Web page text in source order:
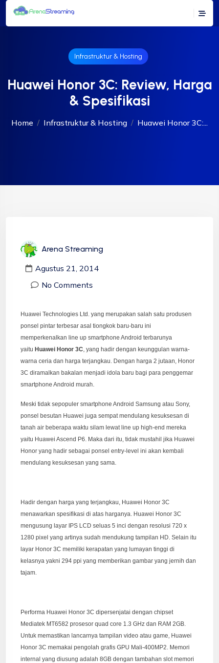
Infrastruktur & Hosting
Huawei Honor 3C: Review, Harga
& Spesifikasi
Home Infrastruktur & Hosting Huawei Honor 3C:...
Arena Streaming
Agustus 21, 2014
No Comments
Huawei Technologies Ltd. yang merupakan salah satu produsen
ponsel pintar terbesar asal tiongkok baru-baru ini
memperkenalkan line up smartphone Android terbarunya
yaitu Huawei Honor 3C, yang hadir dengan keunggulan warna-
warna ceria dan harga terjangkau. Dengan harga 2 jutaan, Honor
3C diramalkan bakalan menjadi idola baru bagi para penggemar
smartphone Android murah.
Meski tidak sepopuler smartphone Android Samsung atau Sony,
ponsel besutan Huawei juga sempat mendulang kesuksesan di
tanah air beberapa waktu silam lewat line up high-end mereka
yaitu Huawei Ascend P6. Maka dari itu, tidak mustahil jika Huawei
Honor yang hadir sebagai ponsel entry-level ini akan kembali
mendulang kesuksesan yang sama.
Hadir dengan harga yang terjangkau, Huawei Honor 3C
menawarkan spesifikasi di atas harganya. Huawei Honor 3C
mengusung layar IPS LCD seluas 5 inci dengan resolusi 720 x
1280 pixel yang artinya sudah mendukung tampilan HD. Selain itu
layar Honor 3C memiliki kerapatan yang lumayan tinggi di
kelasnya yakni 294 ppi yang memberikan gambar yang jernih dan
tajam.
Performa Huawei Honor 3C dipersenjatai dengan chipset
Mediatek MT6582 prosesor quad core 1.3 GHz dan RAM 2GB.
Untuk memastikan lancarnya tampilan video atau game, Huawei
Honor 3C memakai pengolah grafis GPU Mali-400MP2. Memori
internal yang diusung adalah 8GB dengan tambahan slot memori